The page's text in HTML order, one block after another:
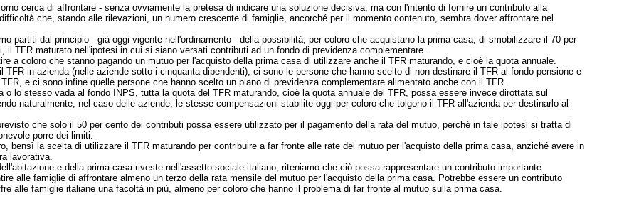
cerca di affrontare - senza ovviamente la pretesa di indicare una soluzione decisiva, ma con l'intento di fornire un contributo alla
che, stando alle rilevazioni, un numero crescente di famiglie, ancorché per il momento contenuto, sembra dover affrontare nel
partiti dal principio - già oggi vigente nell'ordinamento - della possibilità, per coloro che acquistano la prima casa, di smobilizzare il 70 per
TFR maturato nell'ipotesi in cui si siano versati contributi ad un fondo di previdenza complementare.
a coloro che stanno pagando un mutuo per l'acquisto della prima casa di utilizzare anche il TFR maturando, e cioè la quota annuale.
in azienda (nelle aziende sotto i cinquanta dipendenti), ci sono le persone che hanno scelto di non destinare il TFR al fondo pensione e
e ci sono infine quelle persone che hanno scelto un piano di previdenza complementare alimentato anche con il TFR.
lo stesso vada al fondo INPS, tutta la quota del TFR maturando, cioè la quota annuale del TFR, possa essere invece dirottata sul
naturalmente, nel caso delle aziende, le stesse compensazioni stabilite oggi per coloro che tolgono il TFR all'azienda per destinarlo al
che solo il 50 per cento dei contributi possa essere utilizzato per il pagamento della rata del mutuo, perché in tale ipotesi si tratta di
porre dei limiti.
bensì la scelta di utilizzare il TFR maturando per contribuire a far fronte alle rate del mutuo per l'acquisto della prima casa, anziché avere in
lavorativa.
e della prima casa riveste nell'assetto sociale italiano, riteniamo che ciò possa rappresentare un contributo importante.
alle famiglie di affrontare almeno un terzo della rata mensile del mutuo per l'acquisto della prima casa. Potrebbe essere un contributo
alle famiglie italiane una facoltà in più, almeno per coloro che hanno il problema di far fronte al mutuo sulla prima casa.